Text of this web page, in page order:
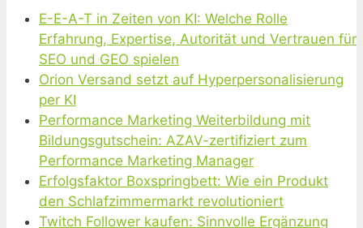
E-E-A-T in Zeiten von KI: Welche Rolle
Erfahrung, Expertise, Autorität und Vertrauen für
SEO und GEO spielen
Orion Versand setzt auf Hyperpersonalisierung
per KI
Performance Marketing Weiterbildung mit
Bildungsgutschein: AZAV-zertifiziert zum
Performance Marketing Manager
Erfolgsfaktor Boxspringbett: Wie ein Produkt
den Schlafzimmermarkt revolutioniert
Twitch Follower kaufen: Sinnvolle Ergänzung